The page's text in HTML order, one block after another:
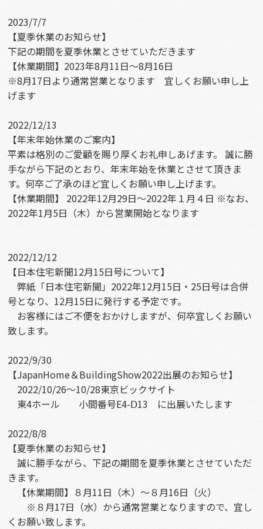
2023/7/7
【夏季休業のお知らせ】
下記の期間を夏季休業とさせていただきます
【休業期間】2023年8月11日～8月16日
※8月17日より通常営業となります 宜しくお願い申し上
げます
2022/12/13
【年末年始休業のご案内】
平素は格別のご愛顧を賜り厚くお礼申しあげます。 誠に勝
手ながら下記のとおり、年末年始を休業とさせて頂きま
す。何卒ご了承のほど宜しくお願い申し上げます。
【休業期間】 2022年12月29日～2022年１月４日 ※なお、
2022年1月5日（木）から営業開始となります
2022/12/12
【日本住宅新聞12月15日号について】
弊紙「日本住宅新聞」2022年12月15日・25日号は合併
号となり、12月15日に発行する予定です。
お客様にはご不便をおかけしますが、何卒宜しくお願い
致します。
2022/9/30
【JapanHome＆BuildingShow2022出展のお知らせ】
2022/10/26～10/28東京ビックサイト
東4ホール 小間番号E4-Ⅾ13 に出展いたします
2022/8/8
【夏季休業のお知らせ】
誠に勝手ながら、下記の期間を夏季休業とさせていただ
きます。
【休業期間】８月11日（木）～８月16日（火）
※８月17日（水）から通常営業となりますので、宜し
くお願い致します。